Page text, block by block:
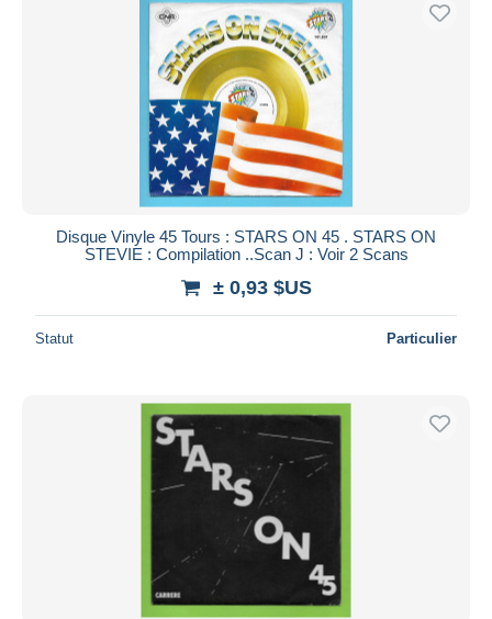
Uniquement en réduction
Livraison gratuite
Méthodes de paiement
PayPal
Virement bancaire
Visa
Mastercard
Bancontact
iDeal
Monde entier
Appliquer
Disque Vinyle 45 Tours : STARS ON 45 . STARS ON
STEVIE : Compilation ..Scan J : Voir 2 Scans
± 0,93 $US
Statut Particulier